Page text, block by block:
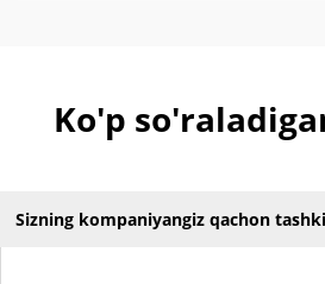
Ko'p
Sizning kompaniyangiz qachon